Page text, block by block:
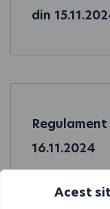
Acest
din
16.11.2024